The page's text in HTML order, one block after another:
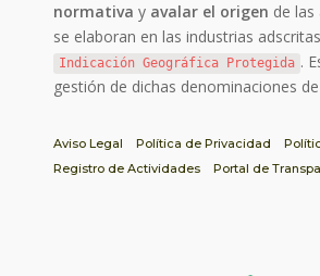
normativa y avalar el origen de las
se elaboran en las industrias
Indicación Geográfica Protegida .
gestión de dichas denominaciones de
Aviso Legal Política de Privacidad
Registro de Actividades
Portal de